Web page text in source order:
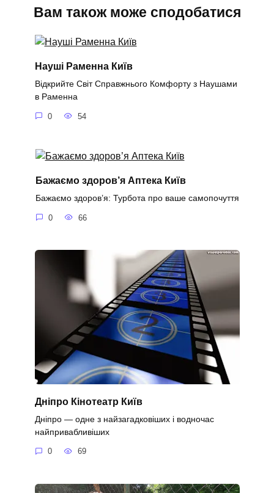
Вам також може сподобатися
Науші Раменна Київ
Відкрийте Світ Справжнього Комфорту з Наушами
в Раменна
0 54
Бажаємо здоров’я Аптека Київ
Бажаємо здоров’я: Турбота про ваше самопочуття
0 66
Дніпро Кінотеатр Київ
Дніпро — одне з найзагадковіших і водночас
найпривабливіших
0 69